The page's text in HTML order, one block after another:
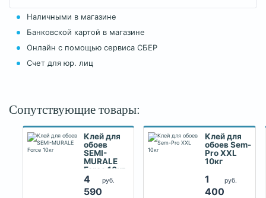
Наличными в магазине
Банковской картой в магазине
Онлайн с помощью сервиса СБЕР
Счет для юр. лиц
Сопутствующие товары:
Клей для
обоев
SEMI-
MURALE
Force 10кг
4
590
руб.
Клей для
обоев Sem-
Pro XXL
10кг
1
400
руб.